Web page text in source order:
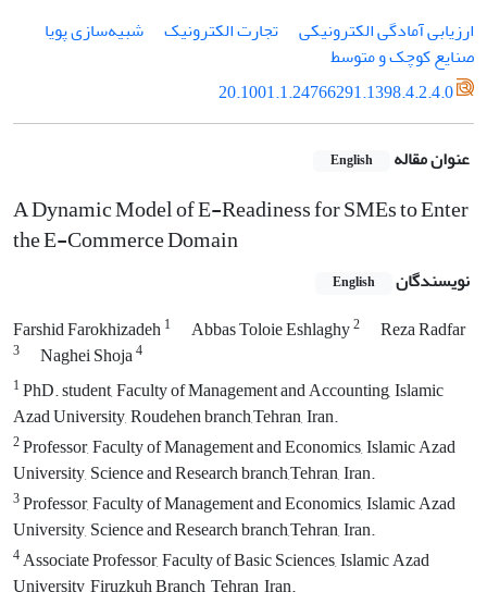
ارزیابی آمادگی الکترونیکی
تجارت الکترونیک
شبیه‌سازی پویا
صنایع کوچک و متوسط
20.1001.1.24766291.1398.4.2.4.0
عنوان مقاله English
A Dynamic Model of E-Readiness for SMEs to Enter
the E-Commerce Domain
نویسندگان English
Farshid Farokhizadeh1 Abbas Toloie Eshlaghy2 Reza Radfar
3 Naghei Shoja4
1PhD. student, Faculty of Management and Accounting, Islamic
Azad University, Roudehen branch,Tehran, Iran.
2Professor, Faculty of Management and Economics, Islamic Azad
University, Science and Research branch,Tehran, Iran.
3Professor, Faculty of Management and Economics, Islamic Azad
University, Science and Research branch,Tehran, Iran.
4Associate Professor, Faculty of Basic Sciences, Islamic Azad